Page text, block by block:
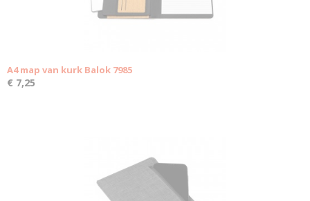
A4 map van kurk Balok 7985
€ 7,25